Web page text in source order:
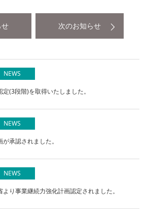
次のお知らせ
NEWS
(3段階)を取得いたしました。
NEWS
承認されました。
NEWS
り事業継続力強化計画認定されました。